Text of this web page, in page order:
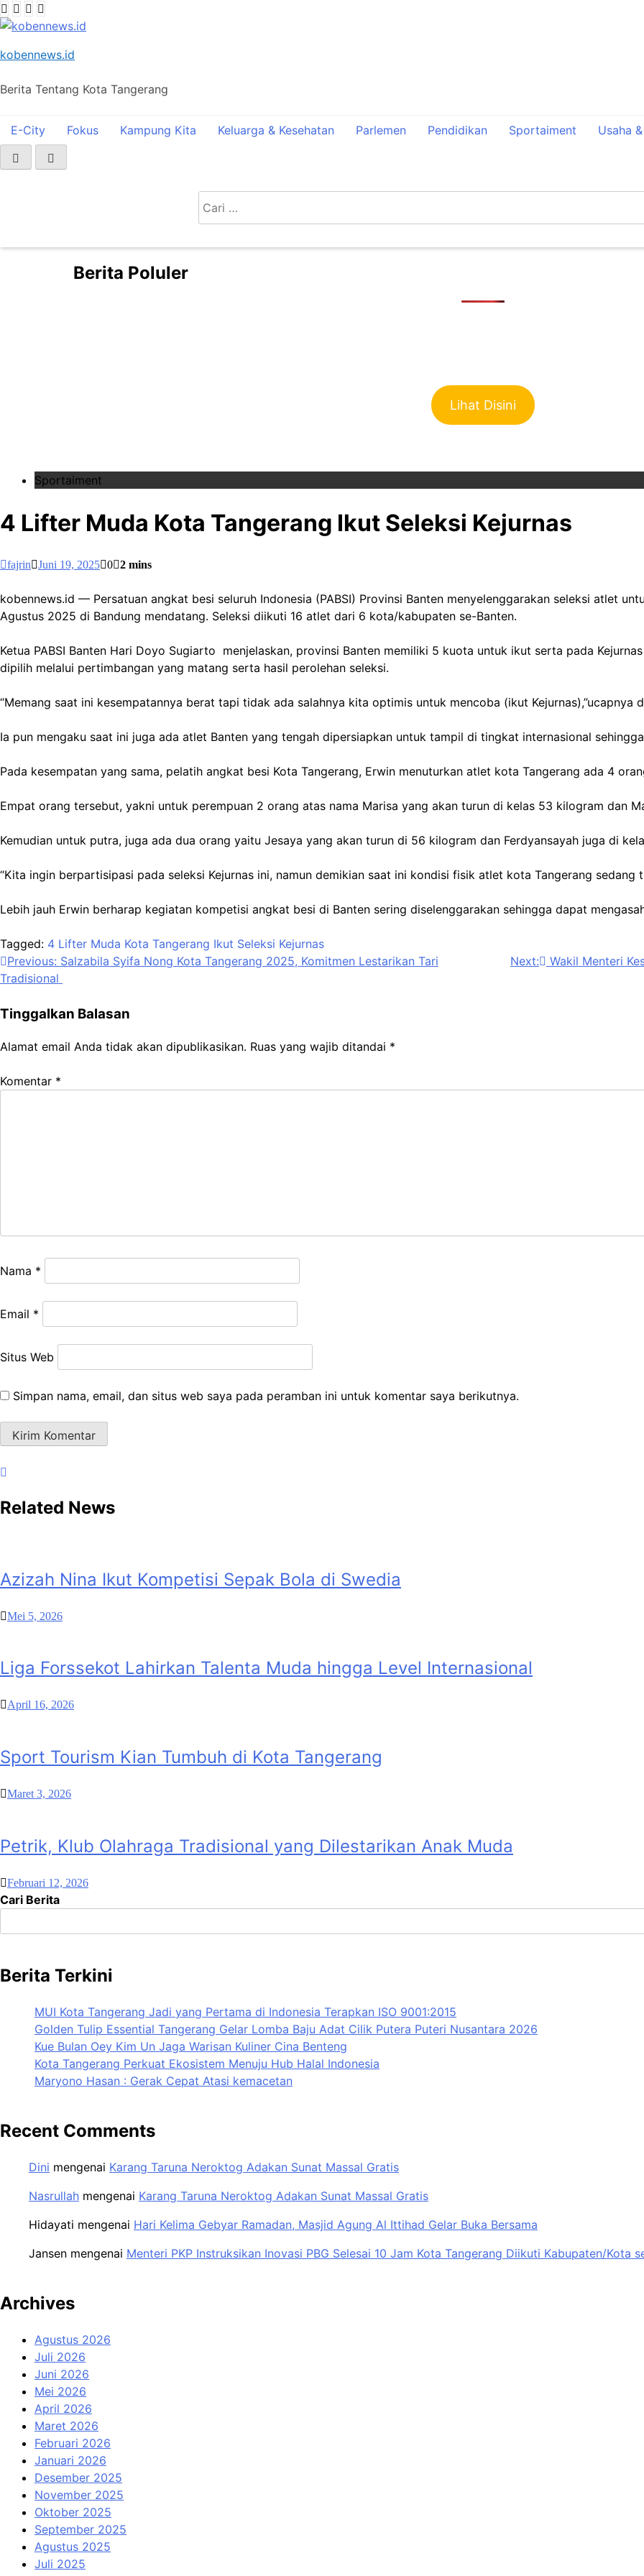
Skip
to
kobennews.id
Berita Tentang Kota Tangerang
untuk:
E-City Fokus Kampung Kita Keluarga & Kesehatan Parlemen Pendidikan Sportaiment Usaha
4 Lifter Muda Kota Tangerang Ikut Seleksi Kejurnas
Berita Poluler
Lihat Disini
Sportaiment
4 Lifter Muda Kota Tangerang Ikut Seleksi Kejurnas
fajrin Juni 19, 2025 0 2 mins
kobennews.id — Persatuan angkat besi seluruh Indonesia (PABSI) Provinsi Banten menyelenggarakan seleksi atlet
Agustus 2025 di Bandung mendatang. Seleksi diikuti 16 atlet dari 6 kota/kabupaten se-Banten.
Ketua PABSI Banten Hari Doyo Sugiarto menjelaskan, provinsi Banten memiliki 5 kuota untuk ikut serta pada
dipilih melalui pertimbangan yang matang serta hasil perolehan seleksi.
“Memang saat ini kesempatannya berat tapi tidak ada salahnya kita optimis untuk mencoba (ikut Kejurnas),”ucapnya
Ia pun mengaku saat ini juga ada atlet Banten yang tengah dipersiapkan untuk tampil di tingkat internasional
Pada kesempatan yang sama, pelatih angkat besi Kota Tangerang, Erwin menuturkan atlet kota Tangerang ada 4
Empat orang tersebut, yakni untuk perempuan 2 orang atas nama Marisa yang akan turun di kelas 53 kilogram dan
Kemudian untuk putra, juga ada dua orang yaitu Jesaya yang akan turun di 56 kilogram dan Ferdyansayah juga di
“Kita ingin berpartisipasi pada seleksi Kejurnas ini, namun demikian saat ini kondisi fisik atlet kota Tangerang sedang
Lebih jauh Erwin berharap kegiatan kompetisi angkat besi di Banten sering diselenggarakan sehingga dapat
Tagged: 4 Lifter Muda Kota Tangerang Ikut Seleksi Kejurnas
Navigasi
pos
Previous: Salzabila Syifa Nong Kota Tangerang 2025, Komitmen Lestarikan Tari
Tradisional
Next: Wakil Menteri
Tinggalkan Balasan
Alamat email Anda tidak akan dipublikasikan. Ruas yang wajib ditandai *
Komentar *
Nama *
Email *
Situs Web
Simpan nama, email, dan situs web saya pada peramban ini untuk komentar saya berikutnya.
Related News
Azizah Nina Ikut Kompetisi Sepak Bola di Swedia
Mei 5, 2026
Liga Forssekot Lahirkan Talenta Muda hingga Level Internasional
April 16, 2026
Sport Tourism Kian Tumbuh di Kota Tangerang
Maret 3, 2026
Petrik, Klub Olahraga Tradisional yang Dilestarikan Anak Muda
Februari 12, 2026
Cari Berita
Berita Terkini
MUI Kota Tangerang Jadi yang Pertama di Indonesia Terapkan ISO 9001:2015
Golden Tulip Essential Tangerang Gelar Lomba Baju Adat Cilik Putera Puteri Nusantara 2026
Kue Bulan Oey Kim Un Jaga Warisan Kuliner Cina Benteng
Kota Tangerang Perkuat Ekosistem Menuju Hub Halal Indonesia
Maryono Hasan : Gerak Cepat Atasi kemacetan
Recent Comments
Dini mengenai Karang Taruna Neroktog Adakan Sunat Massal Gratis
Nasrullah mengenai Karang Taruna Neroktog Adakan Sunat Massal Gratis
Hidayati mengenai Hari Kelima Gebyar Ramadan, Masjid Agung Al Ittihad Gelar Buka Bersama
Jansen mengenai Menteri PKP Instruksikan Inovasi PBG Selesai 10 Jam Kota Tangerang Diikuti Kabupaten/Kota
Archives
Agustus 2026
Juli 2026
Juni 2026
Mei 2026
April 2026
Maret 2026
Februari 2026
Januari 2026
Desember 2025
November 2025
Oktober 2025
September 2025
Agustus 2025
Juli 2025